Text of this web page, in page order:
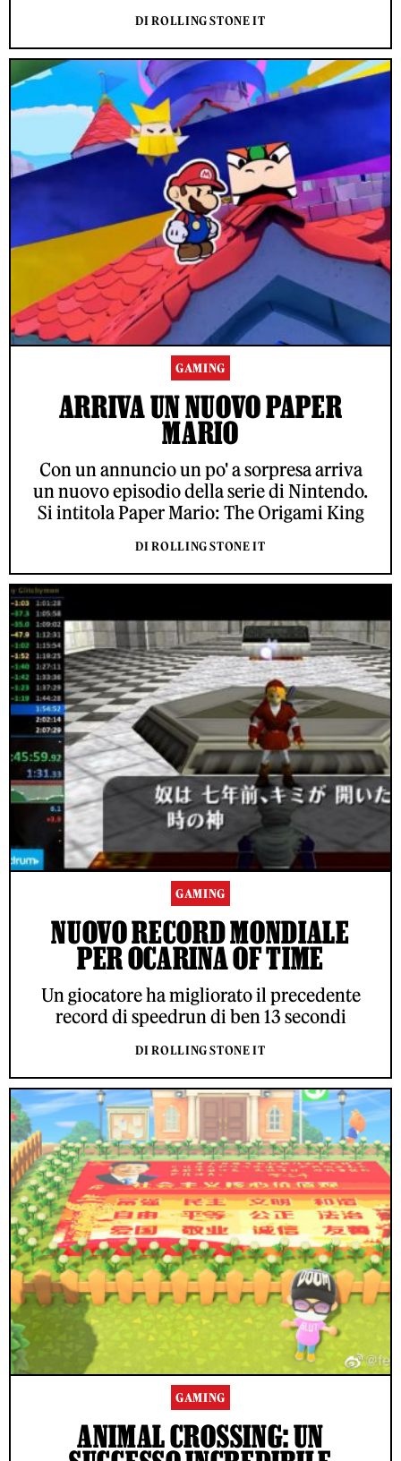
DI ROLLING STONE IT
GAMING
ARRIVA UN NUOVO PAPER
MARIO
Con un annuncio un po' a sorpresa arriva
un nuovo episodio della serie di Nintendo.
Si intitola Paper Mario: The Origami King
DI ROLLING STONE IT
GAMING
NUOVO RECORD MONDIALE
PER OCARINA OF TIME
Un giocatore ha migliorato il precedente
record di speedrun di ben 13 secondi
DI ROLLING STONE IT
GAMING
ANIMAL CROSSING: UN